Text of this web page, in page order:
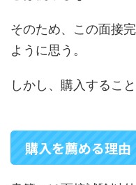
そのため、この面接
ように思う。
しかし、購入するこ
購入を薦める理由